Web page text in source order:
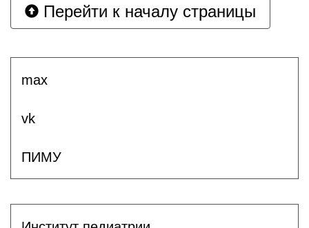
Перейти к началу страницы
max
vk
ПИМУ